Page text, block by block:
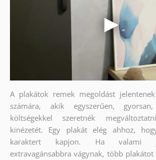
A plakátok remek megoldást
számára, akik egyszerűen,
költségekkel szeretnék
kinézetét. Egy plakát elég ahhoz,
karaktert kapjon. Ha valami
extravagánsabbra vágynak, több